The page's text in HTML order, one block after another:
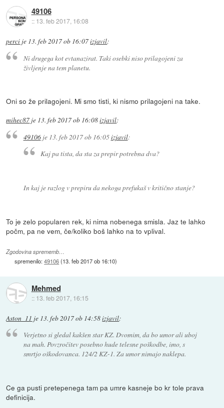
49106
:: 13. feb 2017, 16:08
perci je 13. feb 2017 ob 16:07izjavil:
Ni drugega kot evtanazirat. Taki osebki niso prilagojeni za
življenje na tem planetu.
Oni so že prilagojeni. Mi smo tisti, ki nismo prilagojeni na take.
mihec87 je 13. feb 2017 ob 16:08izjavil:
49106je 13. feb 2017 ob 16:05izjavil:
Kaj pa tista, da sta za prepir potrebna dva?
In kaj je razlog v prepiru da nekoga prefukaš v kritično stanje?
To je zelo popularen rek, ki nima nobenega smisla. Jaz te lahko
počm, pa ne vem, če/koliko boš lahko na to vplival.
Zgodovina sprememb…
spremenilo:49106(13. feb 2017 ob 16:10)
Mehmed
:: 13. feb 2017, 16:15
Aston_11 je 13. feb 2017 ob 14:58izjavil:
Verjetno si gledal kakšen star KZ. Dvomim, da bo umor ali uboj
na mah. Povzročitev posebno hude telesne poškodbe, imo, s
smrtjo oškodovanca. 124/2 KZ-1. Za umor nimajo naklepa.
Ce ga pusti pretepenega tam pa umre kasneje bo kr tole prava
definicija.